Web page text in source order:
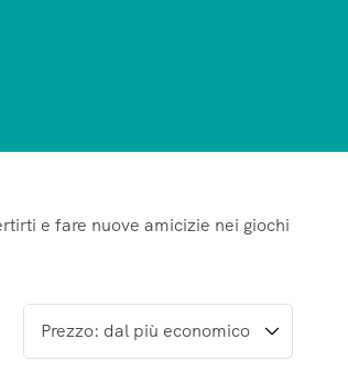
e fare nuove amicizie nei giochi